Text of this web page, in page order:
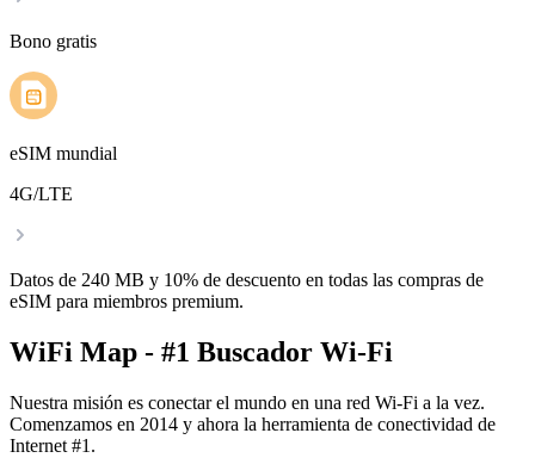
Bono gratis
eSIM mundial
4G/LTE
Datos de 240 MB y 10% de descuento en todas las compras de
eSIM para miembros premium.
WiFi Map - #1 Buscador Wi-Fi
Nuestra misión es conectar el mundo en una red Wi-Fi a la vez.
Comenzamos en 2014 y ahora la herramienta de conectividad de
Internet #1.